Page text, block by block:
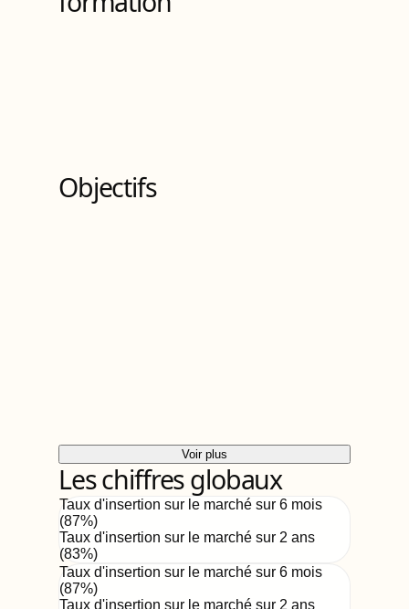
Objectifs
Voir plus
Les chiffres globaux
Taux d'insertion sur le marché sur 6 mois
(87%)
Taux d'insertion sur le marché sur 2 ans
(83%)
Taux d'insertion sur le marché sur 6 mois
(87%)
Taux d'insertion sur le marché sur 2 ans